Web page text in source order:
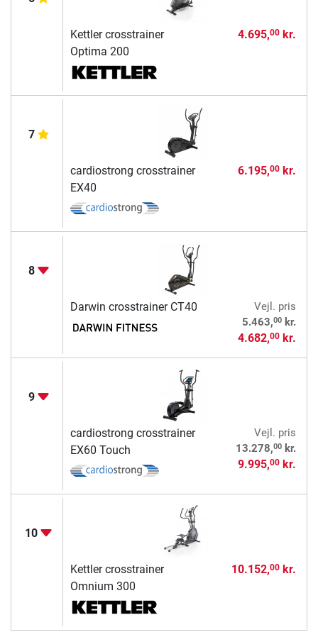
Kettler crosstrainer
Optima 200
4.695,00kr.
7
cardiostrong crosstrainer
EX40
6.195,00kr.
8
Darwin crosstrainer CT40
Vejl. pris
5.463,00kr.
4.682,00kr.
9
cardiostrong crosstrainer
EX60 Touch
Vejl. pris
13.278,00kr.
9.995,00kr.
10
Kettler crosstrainer
Omnium 300
10.152,00kr.